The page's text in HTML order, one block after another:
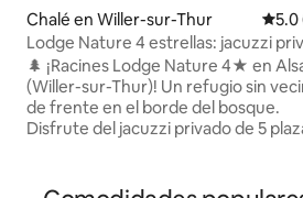
Chalé en Willer-sur-Thur
5.0
Lodge Nature 4 estrellas: jacuzzi
y vista al bosque
🌲 ¡Racines Lodge Nature 4★ en
(Willer-sur-Thur)! Un refugio sin
de frente en el borde del bosque.
Disfrute del jacuzzi privado de 5
equipada: sábanas, toallas y kit de